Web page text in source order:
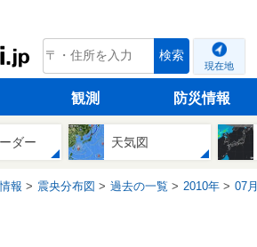
tenki.jp 検索
現在地
観測 防災情報
ダー 天気図
報 震央分布図 過去の一覧 2010年 07月